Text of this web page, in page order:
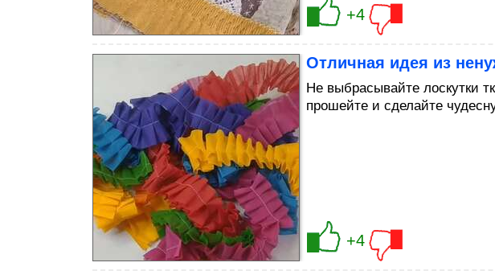
+4
Отличная идея из
Не выбрасывайте лоскутки
прошейте и сделайте
+4